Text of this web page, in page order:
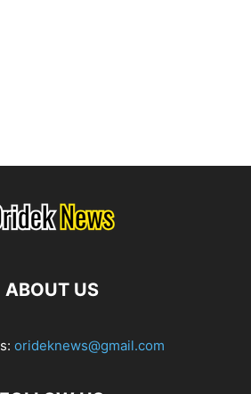
ABOUT US
orideknews@gmail.com